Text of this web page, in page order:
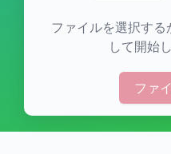
ファイルを選択す
して開始
ファ